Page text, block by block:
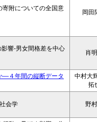
附についての全国意
岡田
響-男女間格差を中心
肖
―４年間の縦断データ
中村大
拓
会学 野